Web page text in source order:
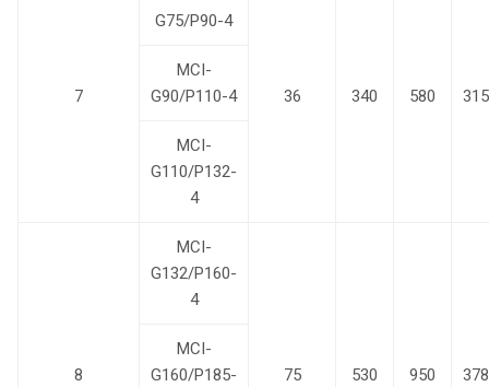
7
G75/P90-4
36 340 580 315
MCI-
G90/P110-4
MCI-
G110/P132-
4
8
MCI-
G132/P160-
4
75 530 950 378
MCI-
G160/P185-